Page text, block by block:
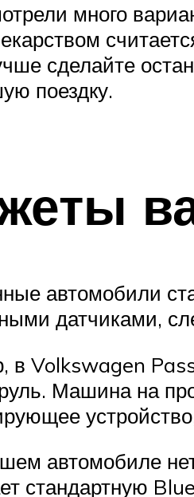
много
сделайте
поездку.
автомобили
датчиками,
в Volkswagen
Машина на
автомобиле
стандартную